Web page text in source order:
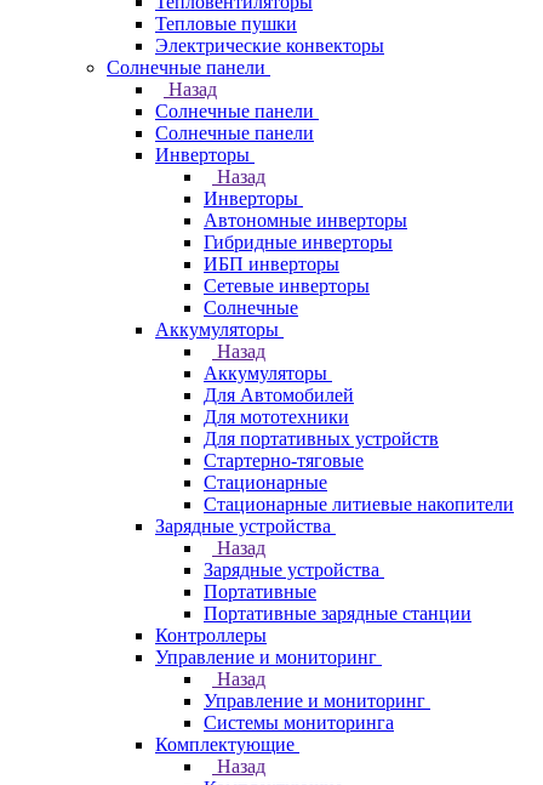
Тепловые пушки
Электрические конвекторы
Солнечные панели
Назад
Солнечные панели
Солнечные панели
Инверторы
Назад
Инверторы
Автономные инверторы
Гибридные инверторы
ИБП инверторы
Сетевые инверторы
Солнечные
Аккумуляторы
Назад
Аккумуляторы
Для Автомобилей
Для мототехники
Для портативных устройств
Стартерно-тяговые
Стационарные
Стационарные литиевые накопители
Зарядные устройства
Назад
Зарядные устройства
Портативные
Портативные зарядные станции
Контроллеры
Управление и мониторинг
Назад
Управление и мониторинг
Системы мониторинга
Комплектующие
Назад